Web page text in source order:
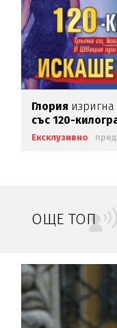
Глория
със 120-
печалба...
Ексклузивно
ОЩЕ ТОП